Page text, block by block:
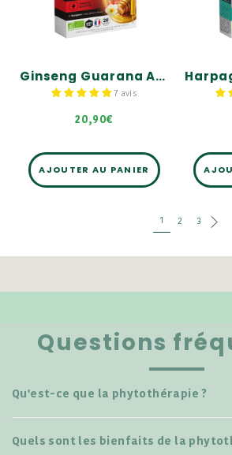
Ginseng Guarana Acérola Gingembre Miel de Manuka Bio - 20 ampoules
7 avis
20,90€
Contribue à apporter
énergie et vitalité
AJOUTER AU PANIER
mg
trio
Pin,
1 2 3
Questions
Qu'est-ce que la phytothérapie ?
Quels sont les bienfaits de la